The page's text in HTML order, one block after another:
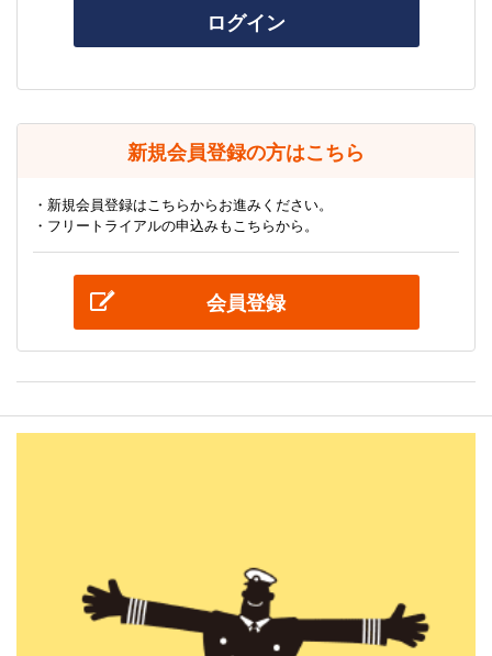
ログイン
新規会員登録の方はこちら
・新規会員登録はこちらからお進みください。
・フリートライアルの申込みもこちらから。
会員登録